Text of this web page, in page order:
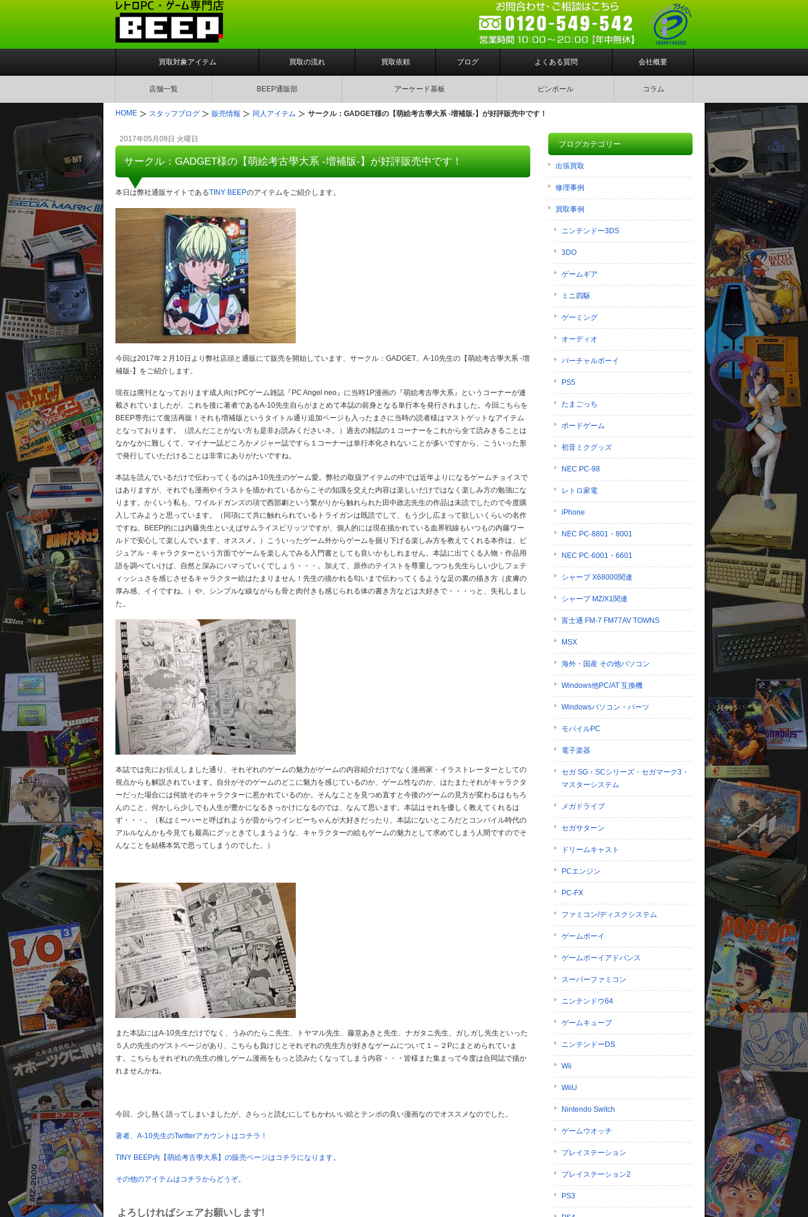
買取対象アイテム 買取の流れ 買取依頼 ブログ よくある質問 会社概要
店舗一覧 BEEP通販部 アーケード基板 ピンボール コラム
HOME スタッフブログ 販売情報 同人アイテム サークル：GADGET様の【萌絵考古學大系 -増補版-】が好評販売中です！
2017年05月09日 火曜日
サークル：GADGET様の【萌絵考古學大系 -増補版-】が好評販売中です！
本日は弊社通販サイトであるTINY BEEPのアイテムをご紹介します。
今回は2017年２月10日より弊社店頭と通販にて販売を開始しています、サークル：GADGET、A-10先生の【萌絵考古學大系 -増
補版-】をご紹介します。
現在は廃刊となっております成人向けPCゲーム雑誌『PC Angel neo』に当時1P漫画の『萌絵考古學大系』というコーナーが連
載されていましたが、これを後に著者であるA-10先生自らがまとめて本誌の前身となる単行本を発行されました。今回こちらを
BEEP専売にて復活再販！それも増補版というタイトル通り追加ページも入ったまさに当時の読者様はマストゲットなアイテム
となっております。（読んだことがない方も是非お読みくださいネ。）過去の雑誌の１コーナーをこれから全て読みきることは
なかなかに難しくて、マイナー誌どころかメジャー誌ですら１コーナーは単行本化されないことが多いですから、こういった形
で発行していただけることは非常にありがたいですね。
本誌を読んでいるだけで伝わってくるのはA-10先生のゲーム愛。弊社の取扱アイテムの中では近年よりになるゲームチョイスで
はありますが、それでも漫画やイラストを描かれているからこその知識を交えた内容は楽しいだけではなく楽しみ方の勉強にな
ります。かくいう私も、ワイルドガンズの項で西部劇という繋がりから触れられた田中政志先生の作品は未読でしたので今度購
入してみようと思っています。（同項にて共に触れられているトライガンは既読でして、もう少し広まって欲しいくらいの名作
ですね。BEEP的には内藤先生といえばサムライスピリッツですが、個人的には現在描かれている血界戦線もいつもの内藤ワー
ルドで安心して楽しんでいます、オススメ。）こういったゲーム外からゲームを掘り下げる楽しみ方を教えてくれる本作は、ビ
ジュアル・キャラクターという方面でゲームを楽しんでみる入門書としても良いかもしれません。本誌に出てくる人物・作品用
語を調べていけば、自然と深みにハマっていくでしょう・・・。加えて、原作のテイストを尊重しつつも先生らしい少しフェテ
ィッシュさを感じさせるキャラクター絵はたまりません！先生の描かれる匂いまで伝わってくるような足の裏の描き方（皮膚の
厚み感、イイですね。）や、シンプルな線ながらも骨と肉付きも感じられる体の書き方などは大好きで・・・っと、失礼しまし
た。
本誌では先にお伝えしました通り、それぞれのゲームの魅力がゲームの内容紹介だけでなく漫画家・イラストレーターとしての
視点からも解説されています。自分がそのゲームのどこに魅力を感じているのか、ゲーム性なのか、はたまたそれがキャラクタ
ーだった場合には何故そのキャラクターに惹かれているのか。そんなことを見つめ直すと今後のゲームの見方が変わるはもちろ
んのこと、何かしら少しでも人生が豊かになるきっかけになるのでは、なんて思います。本誌はそれを優しく教えてくれるは
ず・・・。（私はミーハーと呼ばれようが昔からウインビーちゃんが大好きだったり、本誌にないところだとコンパイル時代の
アルルなんかも今見ても最高にグッときてしまうような、キャラクターの絵もゲームの魅力として求めてしまう人間ですのでそ
んなことを結構本気で思ってしまうのでした。）
また本誌にはA-10先生だけでなく、うみのたらこ先生、トヤマル先生、藤堂あきと先生、ナガタニ先生、ガしガし先生といった
５人の先生のゲストページがあり、こちらも負けじとそれぞれの先生方が好きなゲームについて１～２Pにまとめられていま
す。こちらもそれぞれの先生の推しゲーム漫画をもっと読みたくなってしまう内容・・・皆様また集まって今度は合同誌で描か
れませんかね。
今回、少し熱く語ってしまいましたが、さらっと読むにしてもかわいい絵とテンポの良い漫画なのでオススメなのでした。
著者、A-10先生のTwitterアカウントはコチラ！
TINY BEEP内【萌絵考古學大系】の販売ページはコチラになります。
その他のアイテムはコチラからどうぞ。
よろしければシェアお願いします!
ブログカテゴリー
出張買取
修理事例
買取事例
ニンテンドー3DS
3DO
ゲームギア
ミニ四駆
ゲーミング
オーディオ
バーチャルボーイ
PS5
たまごっち
ボードゲーム
初音ミクグッズ
NEC PC-98
レトロ家電
iPhone
NEC PC-8801・8001
NEC PC-6001・6601
シャープ X68000関連
シャープ MZ/X1関連
富士通 FM-7 FM77AV TOWNS
MSX
海外・国産 その他パソコン
Windows他PC/AT 互換機
Windowsパソコン・パーツ
モバイルPC
電子楽器
セガ SG・SCシリーズ・セガマーク3・
マスターシステム
メガドライブ
セガサターン
ドリームキャスト
PCエンジン
PC-FX
ファミコン/ディスクシステム
ゲームボーイ
ゲームボーイアドバンス
スーパーファミコン
ニンテンドウ64
ゲームキューブ
ニンテンドーDS
Wii
WiiU
Nintendo Switch
ゲームウオッチ
プレイステーション
プレイステーション2
PS3